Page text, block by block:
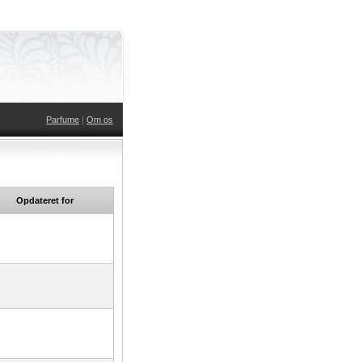
Parfume | Om os
Opdateret for